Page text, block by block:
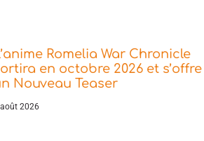
Romelia War Chronicle
en octobre 2026 et s’offre
Nouveau Teaser
2026